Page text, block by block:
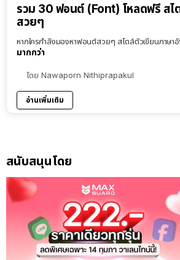
รวม 30 ฟอนต์ (Font) โหลดฟรี สไ
สวยๆ
หากใครกำลังมองหาฟอนต์สวยๆ สไตล์ตัวเขียนภาษา
มากกว่า
โดย Nawaporn Nithiprapakul
อ่านเพิ่มเติม
สนับสนุนโดย